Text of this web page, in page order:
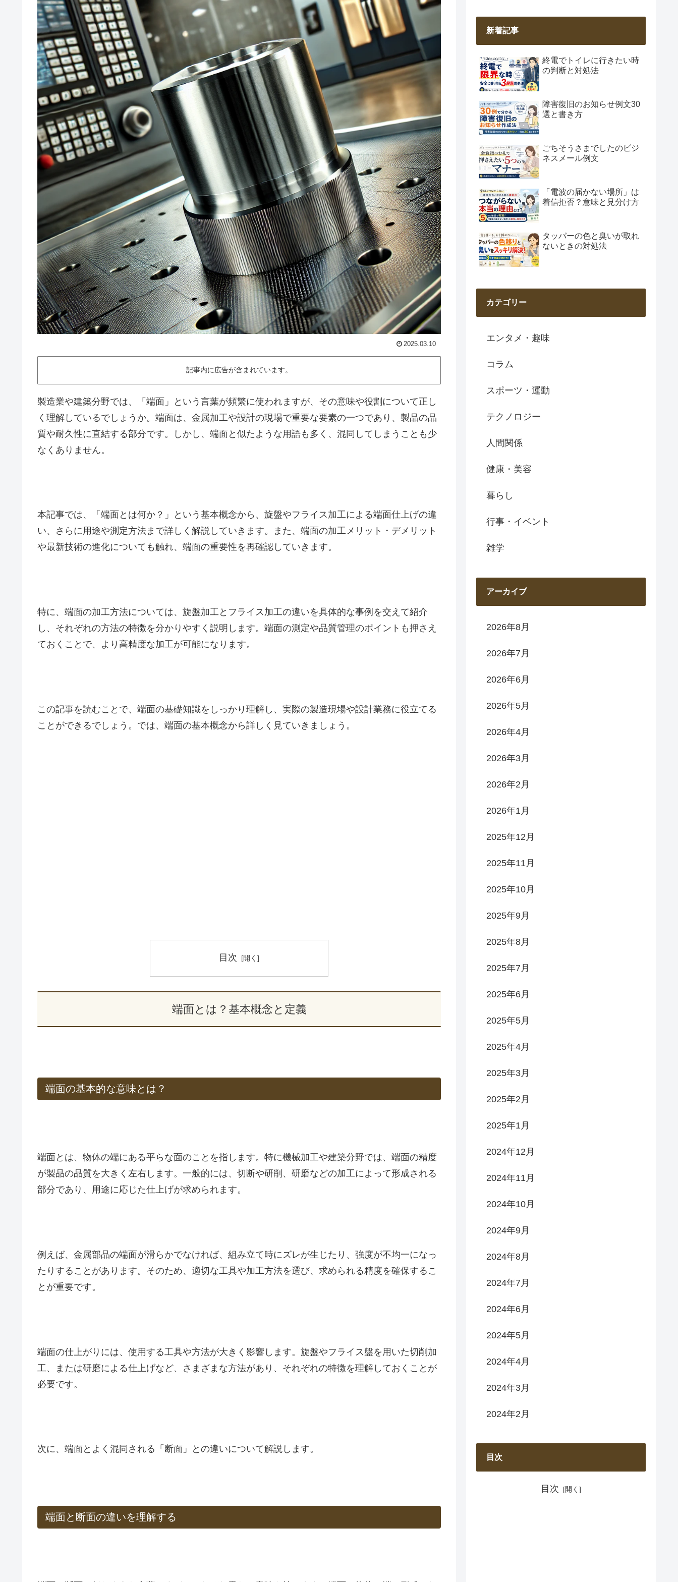
2025.03.10
記事内に広告が含まれています。
製造業や建築分野では、「端面」という言葉が頻繁に使われますが、その意味や役割について正し
く理解しているでしょうか。端面は、金属加工や設計の現場で重要な要素の一つであり、製品の品
質や耐久性に直結する部分です。しかし、端面と似たような用語も多く、混同してしまうことも少
なくありません。
本記事では、「端面とは何か？」という基本概念から、旋盤やフライス加工による端面仕上げの違
い、さらに用途や測定方法まで詳しく解説していきます。また、端面の加工メリット・デメリット
や最新技術の進化についても触れ、端面の重要性を再確認していきます。
特に、端面の加工方法については、旋盤加工とフライス加工の違いを具体的な事例を交えて紹介
し、それぞれの方法の特徴を分かりやすく説明します。端面の測定や品質管理のポイントも押さえ
ておくことで、より高精度な加工が可能になります。
この記事を読むことで、端面の基礎知識をしっかり理解し、実際の製造現場や設計業務に役立てる
ことができるでしょう。では、端面の基本概念から詳しく見ていきましょう。
目次
端面とは？基本概念と定義
端面の基本的な意味とは？
端面とは、物体の端にある平らな面のことを指します。特に機械加工や建築分野では、端面の精度
が製品の品質を大きく左右します。一般的には、切断や研削、研磨などの加工によって形成される
部分であり、用途に応じた仕上げが求められます。
例えば、金属部品の端面が滑らかでなければ、組み立て時にズレが生じたり、強度が不均一になっ
たりすることがあります。そのため、適切な工具や加工方法を選び、求められる精度を確保するこ
とが重要です。
端面の仕上がりには、使用する工具や方法が大きく影響します。旋盤やフライス盤を用いた切削加
工、または研磨による仕上げなど、さまざまな方法があり、それぞれの特徴を理解しておくことが
必要です。
次に、端面とよく混同される「断面」との違いについて解説します。
端面と断面の違いを理解する
新着記事
終電でトイレに行きたい時
の判断と対処法
障害復旧のお知らせ例文30
選と書き方
ごちそうさまでしたのビジ
ネスメール例文
「電波の届かない場所」は
着信拒否？意味と見分け方
タッパーの色と臭いが取れ
ないときの対処法
カテゴリー
エンタメ・趣味
コラム
スポーツ・運動
テクノロジー
人間関係
健康・美容
暮らし
行事・イベント
雑学
アーカイブ
2026年8月
2026年7月
2026年6月
2026年5月
2026年4月
2026年3月
2026年2月
2026年1月
2025年12月
2025年11月
2025年10月
2025年9月
2025年8月
2025年7月
2025年6月
2025年5月
2025年4月
2025年3月
2025年2月
2025年1月
2024年12月
2024年11月
2024年10月
2024年9月
2024年8月
2024年7月
2024年6月
2024年5月
2024年4月
2024年3月
2024年2月
目次
目次